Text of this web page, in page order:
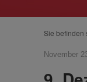
Sie befinden
November